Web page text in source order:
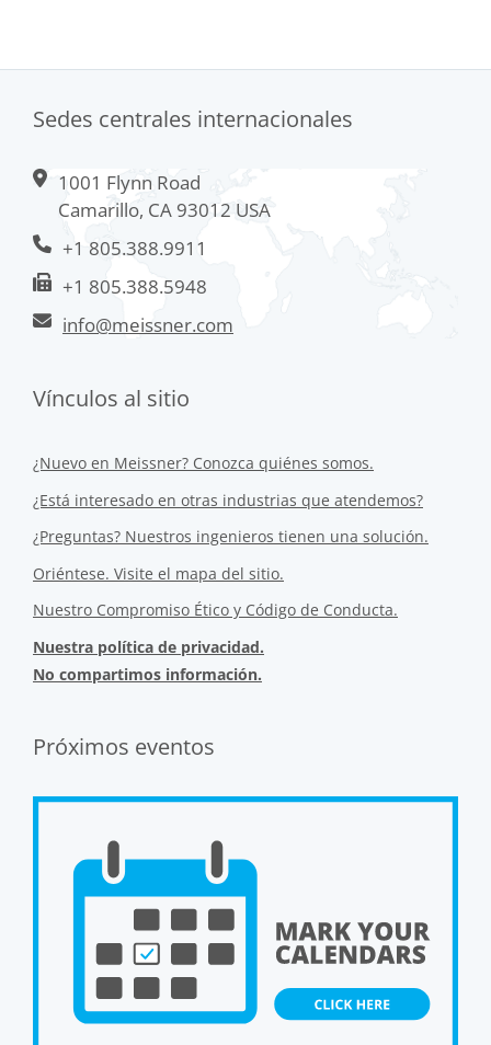
Sedes centrales internacionales
1001 Flynn Road
Camarillo, CA 93012 USA
+1 805.388.9911
+1 805.388.5948
info@meissner.com
Vínculos al sitio
¿Nuevo en Meissner? Conozca quiénes somos.
¿Está interesado en otras industrias que atendemos?
¿Preguntas? Nuestros ingenieros tienen una solución.
Oriéntese. Visite el mapa del sitio.
Nuestro Compromiso Ético y Código de Conducta.
Nuestra política de privacidad.
No compartimos información.
Próximos eventos